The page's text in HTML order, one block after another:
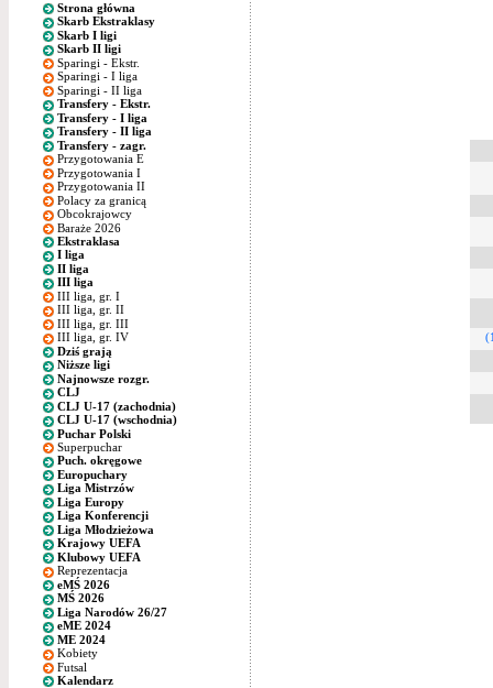
Strona główna
Skarb Ekstraklasy
Skarb I ligi
Skarb II ligi
Sparingi - Ekstr.
Sparingi - I liga
Sparingi - II liga
Transfery - Ekstr.
Transfery - I liga
Transfery - II liga
Transfery - zagr.
Przygotowania E
Przygotowania I
Przygotowania II
Polacy za granicą
Obcokrajowcy
Baraże 2026
Ekstraklasa
I liga
II liga
III liga
III liga, gr. I
III liga, gr. II
III liga, gr. III
III liga, gr. IV
Dziś grają
Niższe ligi
Najnowsze rozgr.
CLJ
CLJ U-17 (zachodnia)
CLJ U-17 (wschodnia)
Puchar Polski
Superpuchar
Puch. okręgowe
Europuchary
Liga Mistrzów
Liga Europy
Liga Konferencji
Liga Młodzieżowa
Krajowy UEFA
Klubowy UEFA
Reprezentacja
eMŚ 2026
MŚ 2026
Liga Narodów 26/27
eME 2024
ME 2024
Kobiety
Futsal
Kalendarz